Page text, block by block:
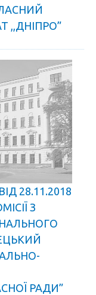
,,ДНІПРО”
28.11.2018
З
РАДИ”